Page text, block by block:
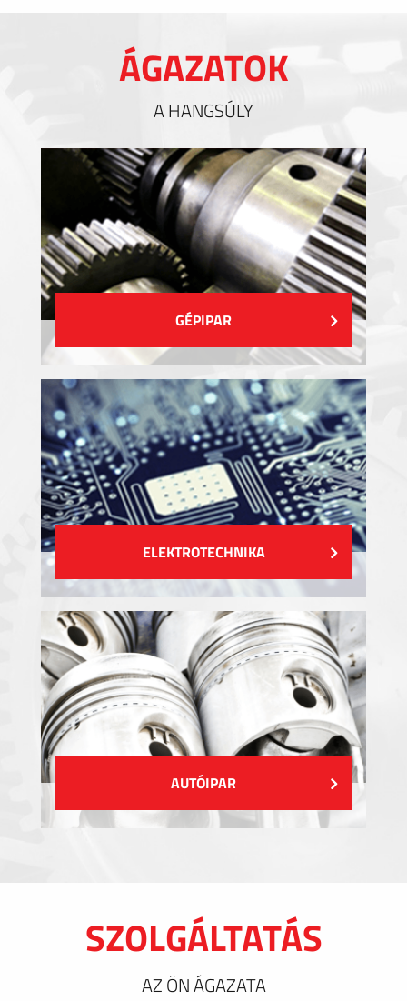
Kitöltések és hőkezelés
Szigetelés
MUTASS TÖBBET
ÁGAZATOK
A HANGSÚLY
GÉPIPAR
ELEKTROTECHNIKA
AUTÓIPAR
SZOLGÁLTATÁS
AZ ÖN ÁGAZATA